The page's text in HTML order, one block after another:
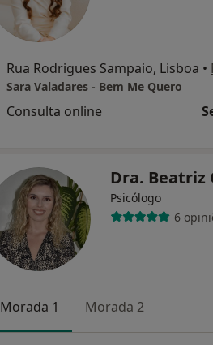
Rua Rodrigues Sampaio, Lisboa •
Sara Valadares - Bem Me Quero
Consulta online
Dra. Beatriz
Psicólogo
6
Morada 1 Morada 2